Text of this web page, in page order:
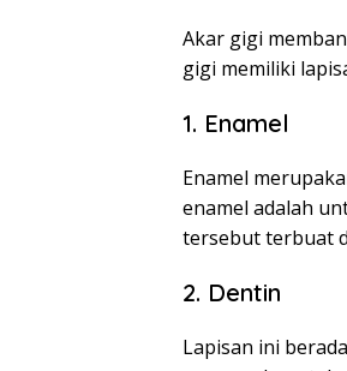
Akar gigi
gigi memiliki
1. Enamel
Enamel
enamel adalah
tersebut terbuat
2. Dentin
Lapisan ini